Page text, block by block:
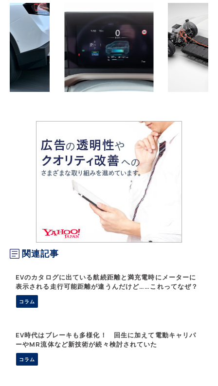
関連記事
EVのカタログに出ている航続距離と満充電時にメーターに
表示される走行可能距離が違うんだけど……これってなぜ？
コラム
EV時代はブレーキも多様化！ 回生に加えて電動キャリパ
ーやMR流体など新技術が続々検討されていた
コラム